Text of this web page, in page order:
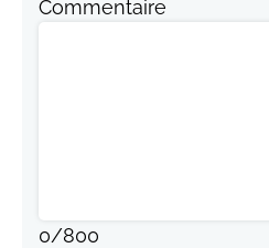
Commentaire
0/800